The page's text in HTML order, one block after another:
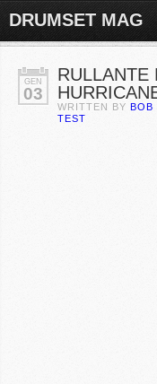
DRUMSET MAG
GEN
03
RULLANTE
WRITTEN BY BOB
TEST